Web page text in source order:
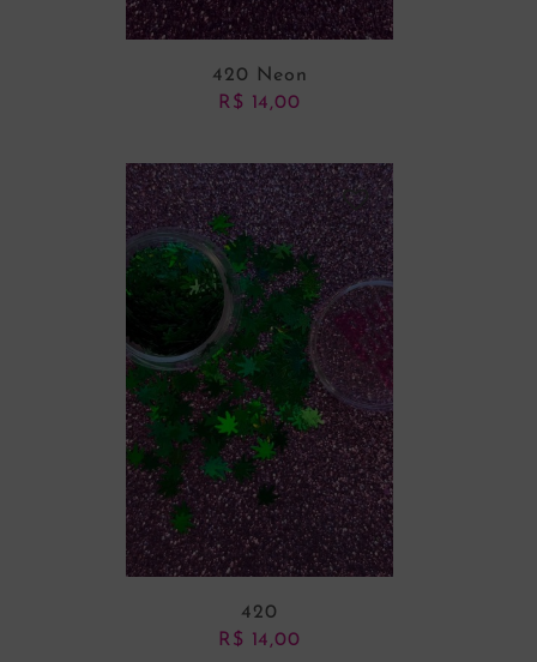
ADICIONAR AO CARRINHO
420 Neon
R$ 14,00
420
R$ 14,00